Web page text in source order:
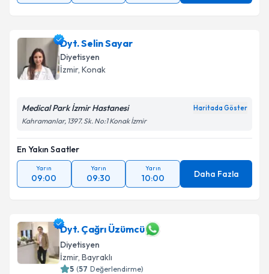
Dyt. Selin Sayar
Diyetisyen
İzmir, Konak
Medical Park İzmir Hastanesi Haritada Göster
Kahramanlar, 1397. Sk. No:1 Konak İzmir
En Yakın Saatler
Yarın
09:00
Yarın
09:30
Yarın
10:00 Daha Fazla
Dyt. Çağrı Üzümcü
Diyetisyen
İzmir, Bayraklı
5 (57 Değerlendirme)